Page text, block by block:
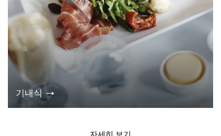
기내식
자세히 보기